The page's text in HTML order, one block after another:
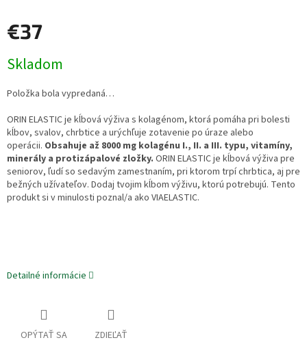
€37
cena:
Skladom
Položka bola vypredaná…
ORIN ELASTIC je kĺbová výživa s kolagénom, ktorá pomáha pri bolesti
kĺbov, svalov, chrbtice a urýchľuje zotavenie po úraze alebo
operácii. Obsahuje až 8000 mg kolagénu I., II. a III. typu, vitamíny,
minerály a protizápalové zložky. ORIN ELASTIC je kĺbová výživa pre
seniorov, ľudí so sedavým zamestnaním, pri ktorom trpí chrbtica, aj pre
bežných užívateľov. Dodaj tvojim kĺbom výživu, ktorú potrebujú. Tento
produkt si v minulosti poznal/a ako VIAELASTIC.
Detailné informácie
OPÝTAŤ SA ZDIEĽAŤ